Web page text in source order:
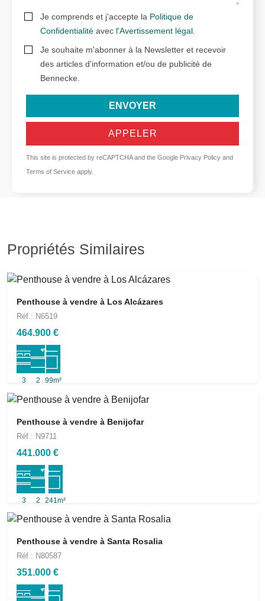
Je comprends et j'accepte la Politique de
Confidentialité avec l'Avertissement légal
Je souhaite m'abonner à la Newsletter et recevoir
des articles d'information et/ou de publicité de
Bennecke.
ENVOYER
APPELER
This site is protected by reCAPTCHA and the Google Privacy Policy and
Terms of Service apply.
Propriétés Similaires
Penthouse à vendre à Los Alcázares
Réf.: N6519
464.900 €
3 2 99m²
Penthouse à vendre à Benijofar
Réf.: N9711
441.000 €
3 2 241m²
Penthouse à vendre à Santa Rosalia
Réf.: N80587
351.000 €